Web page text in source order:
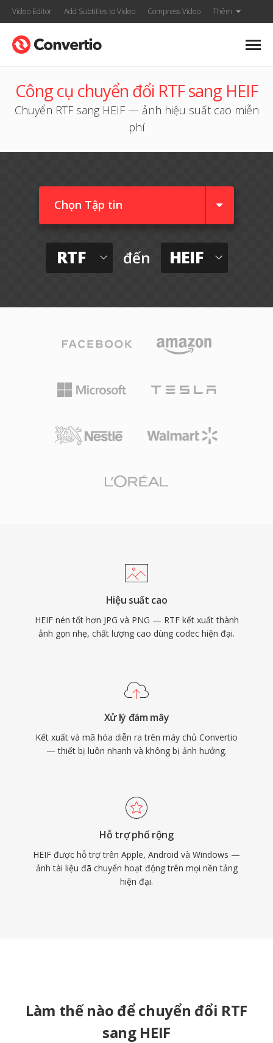
Video Editor Add Subtitles to Video Compress Video Thêm
Công cụ chuyển đổi RTF sang HEIF
Chuyển RTF sang HEIF — ảnh hiệu suất cao miễn
phí
Chọn Tập tin
RTF đến HEIF
Hiệu suất cao
HEIF nén tốt hơn JPG và PNG — RTF kết xuất thành
ảnh gọn nhẹ, chất lượng cao dùng codec hiện đại.
Xử lý đám mây
Kết xuất và mã hóa diễn ra trên máy chủ Convertio
— thiết bị luôn nhanh và không bị ảnh hưởng.
Hỗ trợ phổ rộng
HEIF được hỗ trợ trên Apple, Android và Windows —
ảnh tài liệu đã chuyển hoạt động trên mọi nền tảng
hiện đại.
Làm thế nào để chuyển đổi RTF
sang HEIF